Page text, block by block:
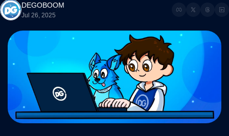
DEGOBOOM
Jul 26, 2025